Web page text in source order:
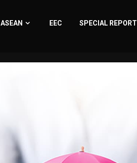
ASEAN EEC SPECIAL REPORT